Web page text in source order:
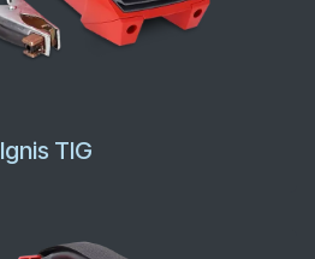
Ignis TIG